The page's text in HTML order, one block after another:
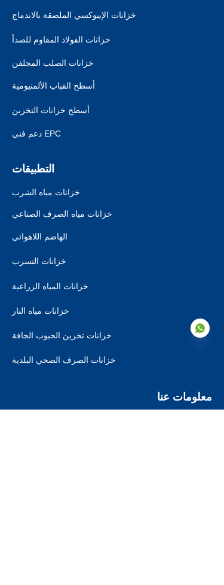
خزانات الإيبوكسي الملصقة بالاندماج
خزانات الفولاذ المقاوم للصدأ
خزانات الصلب المجلفن
أسطح القباب الألمنيومية
أسطح خزانات التخزين
دعم فني EPC
التطبيقات
خزانات مياه الشرب
خزانات مياه الصرف الصناعي
الهاضم اللاهوائي
خزانات التسرب
خزانات المياه الزراعية
خزانات مياه النار
خزانات تخزين الحبوب الجافة
خزانات الصرف الصحي البلدية
معلومات عنا